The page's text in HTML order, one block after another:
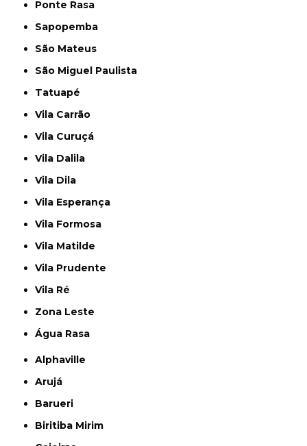
Ponte Rasa
Sapopemba
São Mateus
São Miguel Paulista
Tatuapé
Vila Carrão
Vila Curuçá
Vila Dalila
Vila Dila
Vila Esperança
Vila Formosa
Vila Matilde
Vila Prudente
Vila Ré
Zona Leste
Água Rasa
Alphaville
Arujá
Barueri
Biritiba Mirim